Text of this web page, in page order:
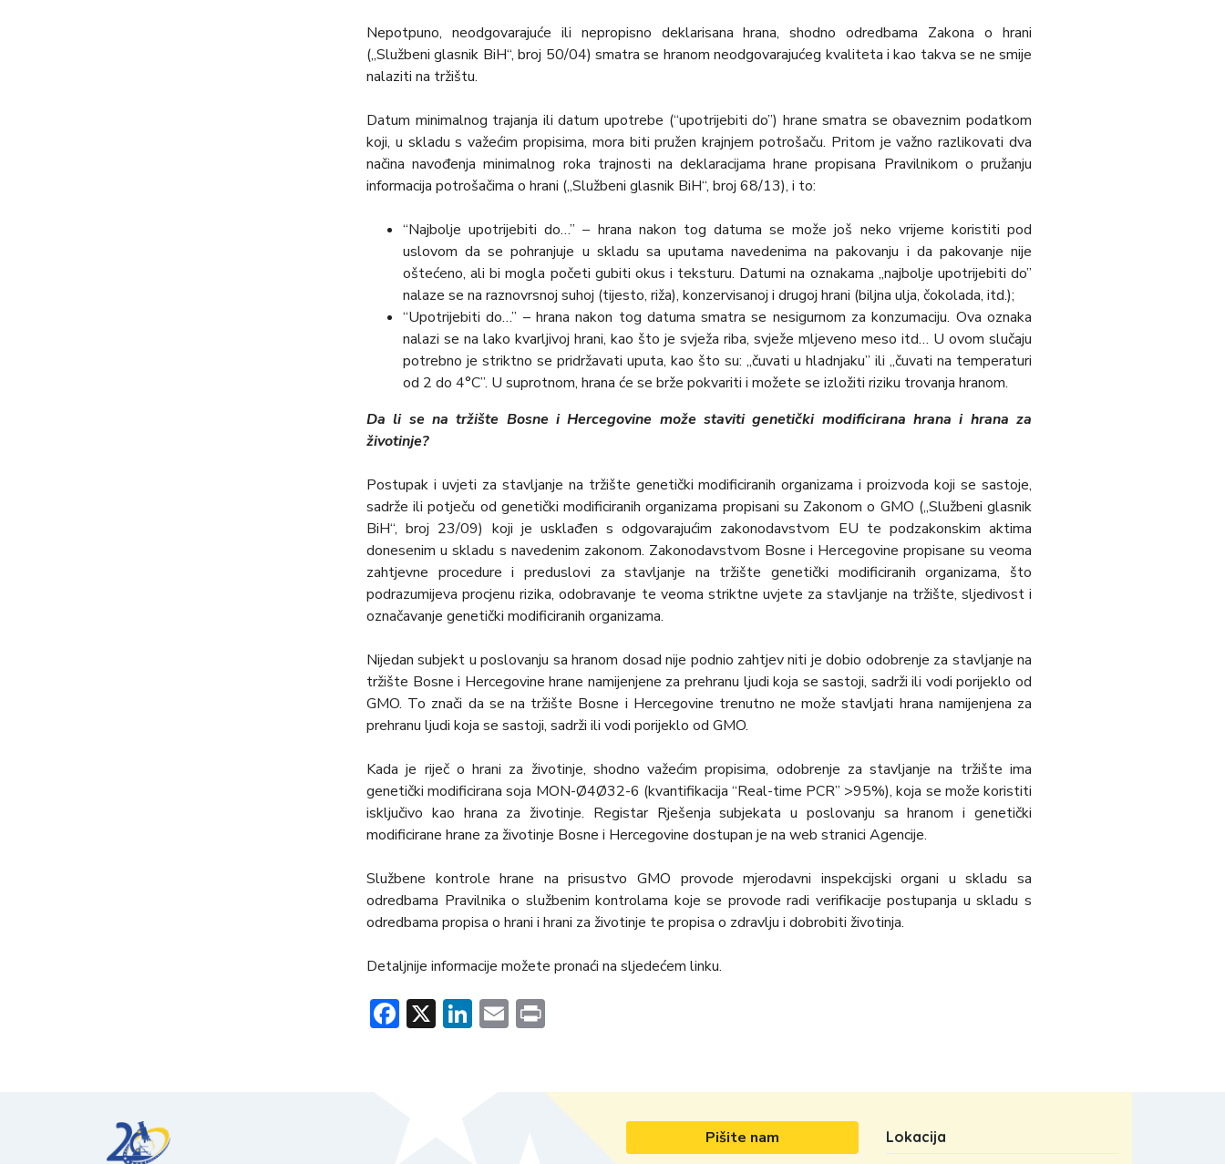
Nepotpuno, neodgovarajuće ili nepropisno deklarisana hrana, shodno odredbama Zakona o hrani
(„Službeni glasnik BiH“, broj 50/04) smatra se hranom neodgovarajućeg kvaliteta i kao takva se ne smije
nalaziti na tržištu.
Datum minimalnog trajanja ili datum upotrebe (“upotrijebiti do”) hrane smatra se obaveznim podatkom
koji, u skladu s važećim propisima, mora biti pružen krajnjem potrošaču. Pritom je važno razlikovati dva
načina navođenja minimalnog roka trajnosti na deklaracijama hrane propisana Pravilnikom o pružanju
informacija potrošačima o hrani („Službeni glasnik BiH“, broj 68/13), i to:
“Najbolјe upotrijebiti do…” – hrana nakon tog datuma se može još neko vrijeme koristiti pod
uslovom da se pohranjuje u skladu sa uputama navedenima na pakovanju i da pakovanje nije
oštećeno, ali bi mogla početi gubiti okus i teksturu. Datumi na oznakama „najbolјe upotrijebiti do”
nalaze se na raznovrsnoj suhoj (tijesto, riža), konzervisanoj i drugoj hrani (bilјna ulјa, čokolada, itd.);
“Upotrijebiti do…” – hrana nakon tog datuma smatra se nesigurnom za konzumaciju. Ova oznaka
nalazi se na lako kvarlјivoj hrani, kao što je svježa riba, svježe mlјeveno meso itd… U ovom slučaju
potrebno je striktno se pridržavati uputa, kao što su: „čuvati u hladnjaku” ili „čuvati na temperaturi
od 2 do 4°C”. U suprotnom, hrana će se brže pokvariti i možete se izložiti riziku trovanja hranom.
Da li se na tržište Bosne i Hercegovine može staviti genetički modificirana hrana i hrana za
životinje?
Postupak i uvjeti za stavlјanje na tržište genetički modificiranih organizama i proizvoda koji se sastoje,
sadrže ili potječu od genetički modificiranih organizama propisani su Zakonom o GMO („Službeni glasnik
BiH“, broj 23/09) koji je usklađen s odgovarajućim zakonodavstvom EU te podzakonskim aktima
donesenim u skladu s navedenim zakonom. Zakonodavstvom Bosne i Hercegovine propisane su veoma
zahtjevne procedure i preduslovi za stavlјanje na tržište genetički modificiranih organizama, što
podrazumijeva procjenu rizika, odobravanje te veoma striktne uvjete za stavlјanje na tržište, slјedivost i
označavanje genetički modificiranih organizama.
Nijedan subjekt u poslovanju sa hranom dosad nije podnio zahtjev niti je dobio odobrenje za stavlјanje na
tržište Bosne i Hercegovine hrane namijenjene za prehranu lјudi koja se sastoji, sadrži ili vodi porijeklo od
GMO. To znači da se na tržište Bosne i Hercegovine trenutno ne može stavlјati hrana namijenjena za
prehranu lјudi koja se sastoji, sadrži ili vodi porijeklo od GMO.
Kada je riječ o hrani za životinje, shodno važećim propisima, odobrenje za stavlјanje na tržište ima
genetički modificirana soja MON-Ø4Ø32-6 (kvantifikacija “Real-time PCR” >95%), koja se može koristiti
isklјučivo kao hrana za životinje. Registar Rješenja subjekata u poslovanju sa hranom i genetički
modificirane hrane za životinje Bosne i Hercegovine dostupan je na web stranici Agencije.
Službene kontrole hrane na prisustvo GMO provode mjerodavni inspekcijski organi u skladu sa
odredbama Pravilnika o službenim kontrolama koje se provode radi verifikacije postupanja u skladu s
odredbama propisa o hrani i hrani za životinje te propisa o zdravlјu i dobrobiti životinja.
Detalјnije informacije možete pronaći na slјedećem linku.
Facebook
X LinkedIn
Email
Pišite nam Lokacija